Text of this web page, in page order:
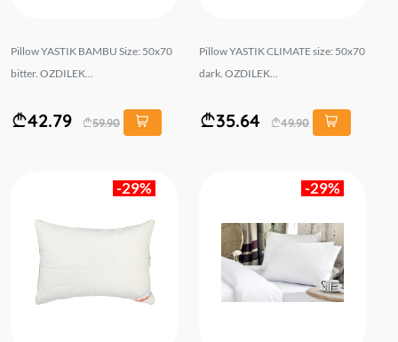
Pillow YASTIK BAMBU Size: 50x70
bitter. OZDILEK...
42.79 59.90
Pillow YASTIK CLIMATE size: 50x70
dark. OZDILEK...
35.64 49.90
-29% -29%